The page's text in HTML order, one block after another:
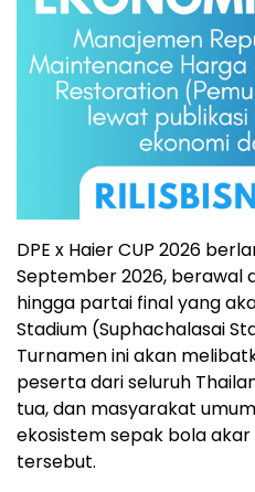
DPE x Haier CUP 2026
September 2026, berawal
hingga partai final yang
Stadium (Suphachalasai
Turnamen ini akan
peserta dari seluruh
tua, dan masyarakat
ekosistem sepak bola
tersebut.